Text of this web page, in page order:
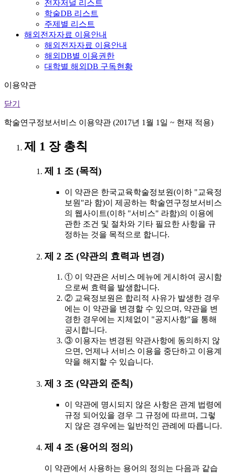
전자저널 리스트
학술DB 리스트
주제별 리스트
해외전자자료 이용안내
해외전자자료 이용안내
해외DB별 이용권한
대학별 해외DB 구독현황
이용약관
닫기
학술연구정보서비스 이용약관 (2017년 1월 1일 ~ 현재 적용)
제 1 장 총칙
제 1 조 (목적)
이 약관은 한국교육학술정보원(이하 "교육정
보원"라 함)이 제공하는 학술연구정보서비스
의 웹사이트(이하 "서비스" 라함)의 이용에
관한 조건 및 절차와 기타 필요한 사항을 규
정하는 것을 목적으로 합니다.
제 2 조 (약관의 효력과 변경)
① 이 약관은 서비스 메뉴에 게시하여 공시함
으로써 효력을 발생합니다.
② 교육정보원은 합리적 사유가 발생한 경우
에는 이 약관을 변경할 수 있으며, 약관을 변
경한 경우에는 지체없이 "공지사항"을 통해
공시합니다.
③ 이용자는 변경된 약관사항에 동의하지 않
으면, 언제나 서비스 이용을 중단하고 이용계
약을 해지할 수 있습니다.
제 3 조 (약관외 준칙)
이 약관에 명시되지 않은 사항은 관계 법령에
규정 되어있을 경우 그 규정에 따르며, 그렇
지 않은 경우에는 일반적인 관례에 따릅니다.
제 4 조 (용어의 정의)
이 약관에서 사용하는 용어의 정의는 다음과 같습